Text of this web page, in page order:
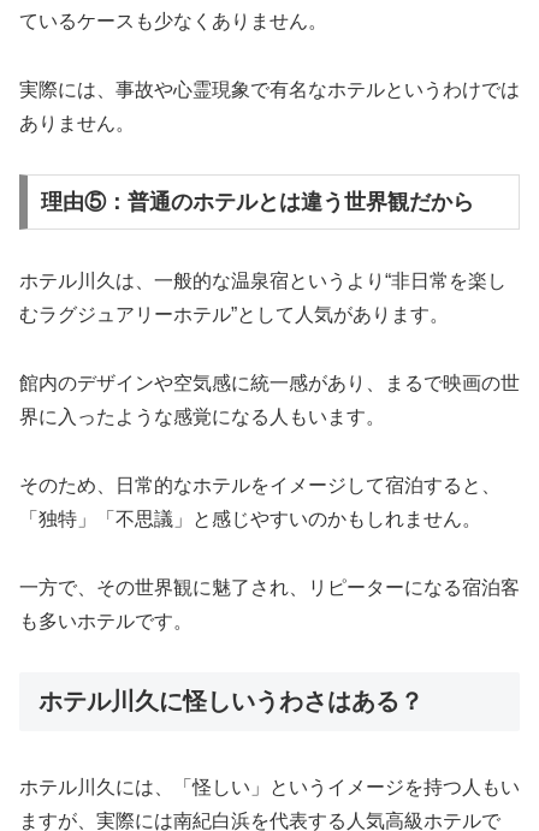
ているケースも少なくありません。
実際には、事故や心霊現象で有名なホテルというわけでは
ありません。
理由⑤：普通のホテルとは違う世界観だから
ホテル川久は、一般的な温泉宿というより“非日常を楽し
むラグジュアリーホテル”として人気があります。
館内のデザインや空気感に統一感があり、まるで映画の世
界に入ったような感覚になる人もいます。
そのため、日常的なホテルをイメージして宿泊すると、
「独特」「不思議」と感じやすいのかもしれません。
一方で、その世界観に魅了され、リピーターになる宿泊客
も多いホテルです。
ホテル川久に怪しいうわさはある？
ホテル川久には、「怪しい」というイメージを持つ人もい
ますが、実際には南紀白浜を代表する人気高級ホテルで